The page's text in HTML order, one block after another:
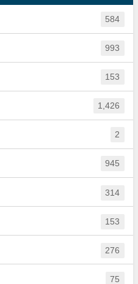
584
993
153
1,426
2
945
314
153
276
75